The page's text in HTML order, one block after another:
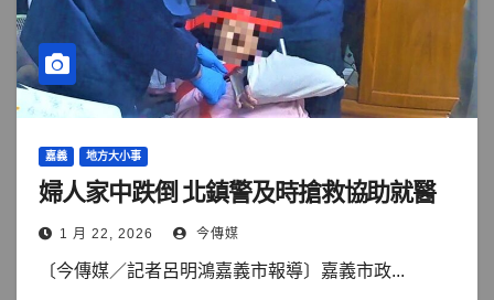
嘉義 地方大小事
婦人家中跌倒 北鎮警及時搶救協助就醫
1 月 22, 2026 今傳媒
〔今傳媒／記者呂明鴻嘉義市報導〕嘉義市政...